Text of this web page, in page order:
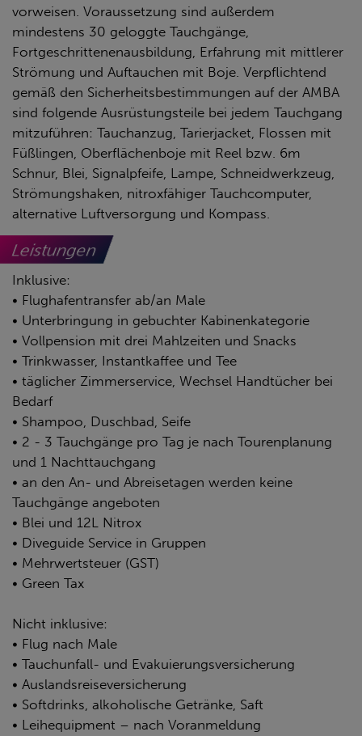
vorweisen. Voraussetzung sind außerdem
mindestens 30 geloggte Tauchgänge,
Fortgeschrittenenausbildung, Erfahrung mit mittlerer
Strömung und Auftauchen mit Boje. Verpflichtend
gemäß den Sicherheitsbestimmungen auf der AMBA
sind folgende Ausrüstungsteile bei jedem Tauchgang
mitzuführen: Tauchanzug, Tarierjacket, Flossen mit
Füßlingen, Oberflächenboje mit Reel bzw. 6m
Schnur, Blei, Signalpfeife, Lampe, Schneidwerkzeug,
Strömungshaken, nitroxfähiger Tauchcomputer,
alternative Luftversorgung und Kompass.
Leistungen
Inklusive:
• Flughafentransfer ab/an Male
• Unterbringung in gebuchter Kabinenkategorie
• Vollpension mit drei Mahlzeiten und Snacks
• Trinkwasser, Instantkaffee und Tee
• täglicher Zimmerservice, Wechsel Handtücher bei
Bedarf
• Shampoo, Duschbad, Seife
• 2 - 3 Tauchgänge pro Tag je nach Tourenplanung
und 1 Nachttauchgang
• an den An- und Abreisetagen werden keine
Tauchgänge angeboten
• Blei und 12L Nitrox
• Diveguide Service in Gruppen
• Mehrwertsteuer (GST)
• Green Tax
Nicht inklusive:
• Flug nach Male
• Tauchunfall- und Evakuierungsversicherung
• Auslandsreiseversicherung
• Softdrinks, alkoholische Getränke, Saft
• Leihequipment – nach Voranmeldung